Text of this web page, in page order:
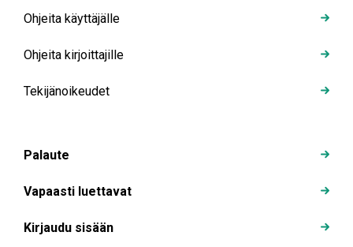
Ohjeita käyttäjälle
Ohjeita kirjoittajille
Tekijänoikeudet
Palaute
Vapaasti luettavat
Kirjaudu sisään